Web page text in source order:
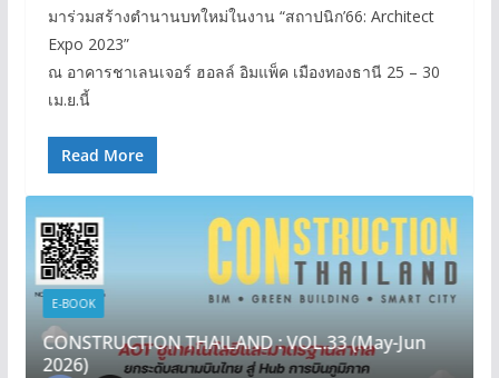
มาร่วมสร้างตำนานบทใหม่ในงาน “สถาปนิก’66: Architect
Expo 2023”
ณ อาคารชาเลนเจอร์ ฮอลล์ อิมแพ็ค เมืองทองธานี 25 – 30
เม.ย.นี้
Read More
E-BOOK
CONSTRUCTION THAILAND : VOL.33 (May-Jun
2026)